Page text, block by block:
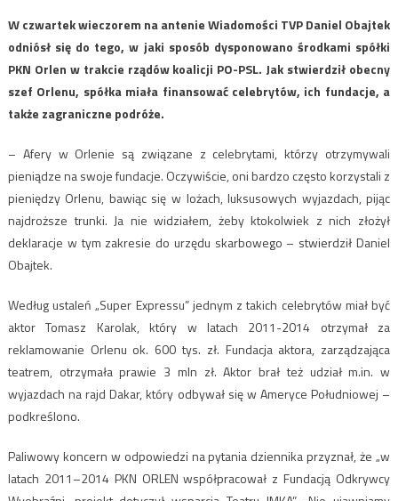
W czwartek wieczorem na antenie Wiadomości TVP Daniel Obajtek
odniósł się do tego, w jaki sposób dysponowano środkami spółki
PKN Orlen w trakcie rządów koalicji PO-PSL. Jak stwierdził obecny
szef Orlenu, spółka miała finansować celebrytów, ich fundacje, a
także zagraniczne podróże.
– Afery w Orlenie są związane z celebrytami, którzy otrzymywali
pieniądze na swoje fundacje. Oczywiście, oni bardzo często korzystali z
pieniędzy Orlenu, bawiąc się w lożach, luksusowych wyjazdach, pijąc
najdroższe trunki. Ja nie widziałem, żeby ktokolwiek z nich złożył
deklaracje w tym zakresie do urzędu skarbowego – stwierdził Daniel
Obajtek.
Według ustaleń „Super Expressu” jednym z takich celebrytów miał być
aktor Tomasz Karolak, który w latach 2011-2014 otrzymał za
reklamowanie Orlenu ok. 600 tys. zł. Fundacja aktora, zarządzająca
teatrem, otrzymała prawie 3 mln zł. Aktor brał też udział m.in. w
wyjazdach na rajd Dakar, który odbywał się w Ameryce Południowej –
podkreślono.
Paliwowy koncern w odpowiedzi na pytania dziennika przyznał, że „w
latach 2011–2014 PKN ORLEN współpracował z Fundacją Odkrywcy